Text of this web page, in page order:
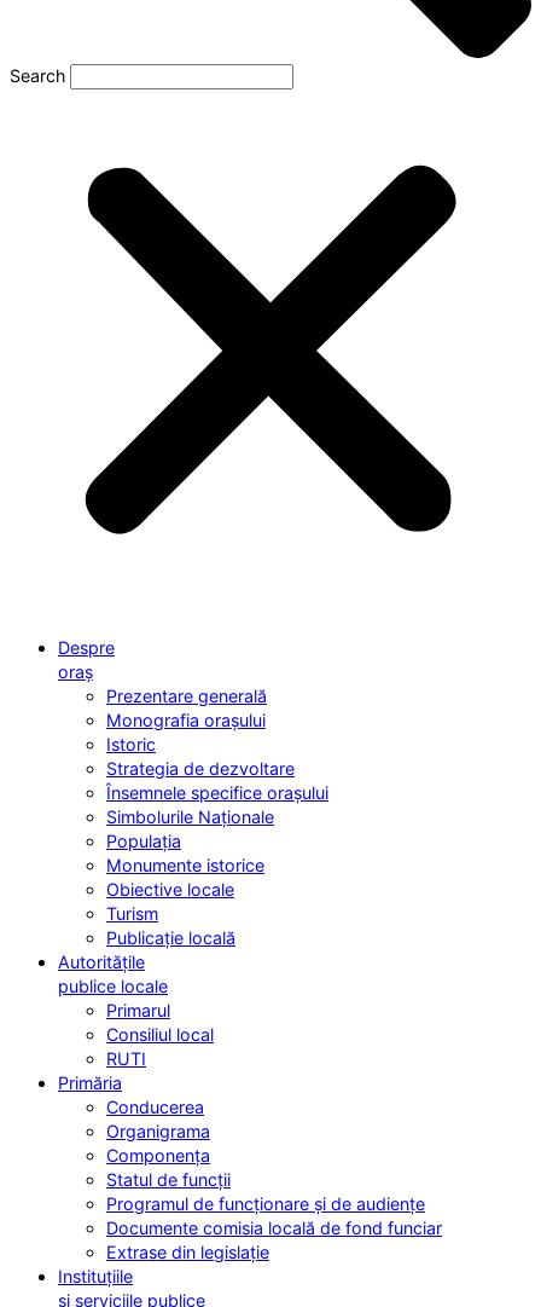
Search
Despre
oraș
Prezentare generală
Monografia orașului
Istoric
Strategia de dezvoltare
Însemnele specifice orașului
Simbolurile Naționale
Populația
Monumente istorice
Obiective locale
Turism
Publicație locală
Autoritățile
publice locale
Primarul
Consiliul local
RUTI
Primăria
Conducerea
Organigrama
Componența
Statul de funcții
Programul de funcționare și de audiențe
Documente comisia locală de fond funciar
Extrase din legislație
Instituțiile
și serviciile publice